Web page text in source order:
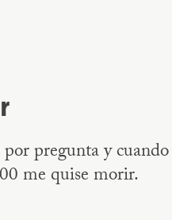
pregunta y
me quise morir.